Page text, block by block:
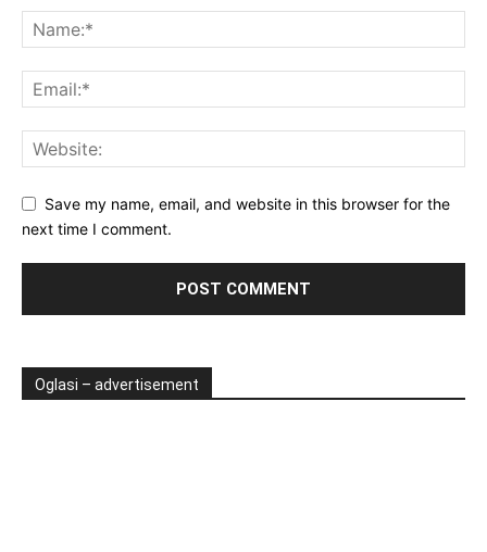
Save my name, email, and website in this browser for the
next time I comment.
Oglasi – advertisement